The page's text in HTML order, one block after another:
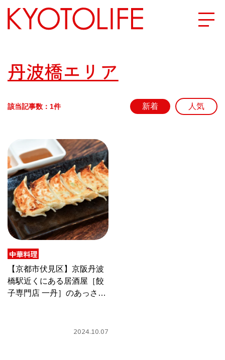
SPECIAL
NEW OPEN
SERIES
CULTURE
ABOUT US
Instagram
丹波橋エリア
該当記事数：1件
中華料理
【京都市伏見区】京阪丹波
橋駅近くにある居酒屋［餃
子専門店 一丹］のあっさり
2024.10.07